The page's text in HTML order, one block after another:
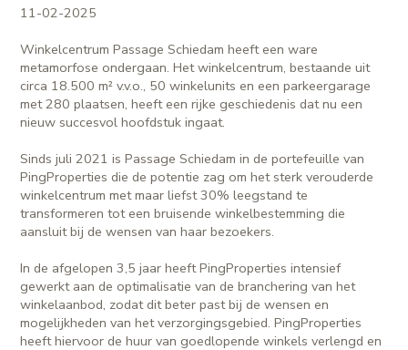
11-02-2025
Winkelcentrum Passage Schiedam heeft een ware
metamorfose ondergaan. Het winkelcentrum, bestaande uit
circa 18.500 m² v.v.o., 50 winkelunits en een parkeergarage
met 280 plaatsen, heeft een rijke geschiedenis dat nu een
nieuw succesvol hoofdstuk ingaat.
Sinds juli 2021 is Passage Schiedam in de portefeuille van
PingProperties die de potentie zag om het sterk verouderde
winkelcentrum met maar liefst 30% leegstand te
transformeren tot een bruisende winkelbestemming die
aansluit bij de wensen van haar bezoekers.
In de afgelopen 3,5 jaar heeft PingProperties intensief
gewerkt aan de optimalisatie van de branchering van het
winkelaanbod, zodat dit beter past bij de wensen en
mogelijkheden van het verzorgingsgebied. PingProperties
heeft hiervoor de huur van goedlopende winkels verlengd en